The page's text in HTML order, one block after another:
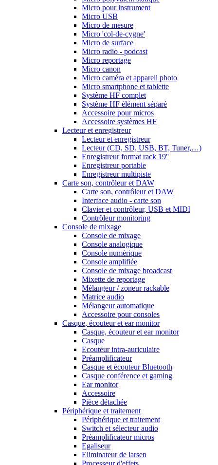
Micro pour instrument
Micro USB
Micro de mesure
Micro 'col-de-cygne'
Micro de surface
Micro radio - podcast
Micro reportage
Micro canon
Micro caméra et appareil photo
Micro smartphone et tablette
Système HF complet
Système HF élément séparé
Accessoire pour micros
Accessoire systèmes HF
Lecteur et enregistreur
Lecteur et enregistreur
Lecteur (CD, SD, USB, BT, Tuner,…)
Enregistreur format rack 19''
Enregistreur portable
Enregistreur multipiste
Carte son, contrôleur et DAW
Carte son, contrôleur et DAW
Interface audio - carte son
Clavier et contrôleur, USB et MIDI
Contrôleur monitoring
Console de mixage
Console de mixage
Console analogique
Console numérique
Console amplifiée
Console de mixage broadcast
Mixette de reportage
Mélangeur / zoneur rackable
Matrice audio
Mélangeur automatique
Accessoire pour consoles
Casque, écouteur et ear monitor
Casque, écouteur et ear monitor
Casque
Ecouteur intra-auriculaire
Préamplificateur
Casque et écouteur Bluetooth
Casque conférence et gaming
Ear monitor
Accessoire
Pièce détachée
Périphérique et traitement
Périphérique et traitement
Switch et sélecteur audio
Préamplificateur micros
Egaliseur
Eliminateur de larsen
Processeur d'effets